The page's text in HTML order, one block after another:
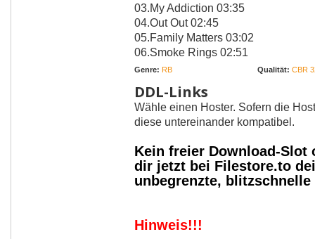
03.My Addiction 03:35
04.Out Out 02:45
05.Family Matters 03:02
06.Smoke Rings 02:51
Genre: RB Qualität: CBR
DDL-Links
Wähle einen Hoster. Sofern die
diese untereinander kompatibel.
Kein freier Download-Slot
dir jetzt bei Filestore.to
unbegrenzte,
Hinweis!!!